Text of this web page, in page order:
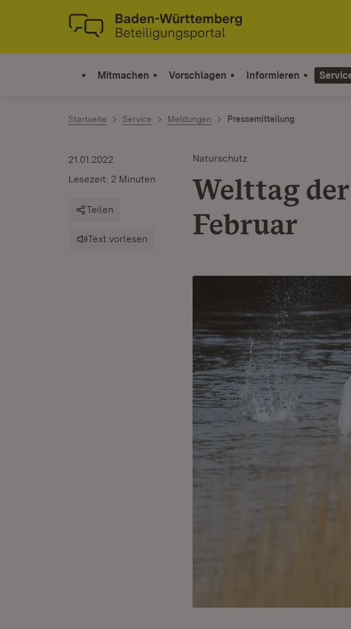
Zum Inhalt springen
Link zur Startseite
Mitmachen Vorschlagen Informieren
Startseite Service Meldungen Pressemitteilung
Naturschutz
Welttag
Februar
21.01.2022
Lesezeit: 2 Minuten
Teilen
Text vorlesen